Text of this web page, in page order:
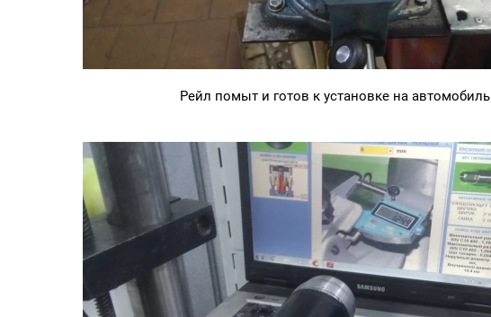
Рейл помыт и готов к установке на автомобиль